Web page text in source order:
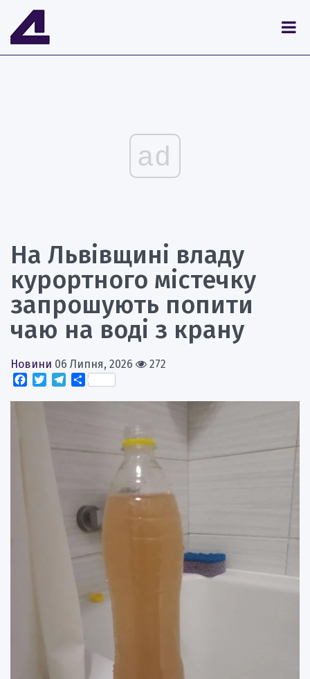
ad
На Львівщині владу
курортного містечку
запрошують попити
чаю на воді з крану
Новини 06 Липня, 2026
272
Facebook
TwitterTelegram
Поділитися